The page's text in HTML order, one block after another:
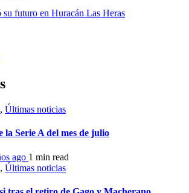
futuro en Huracán Las Heras
, Últimas noticias
la Serie A del mes de julio
ago 1 min read
, Últimas noticias